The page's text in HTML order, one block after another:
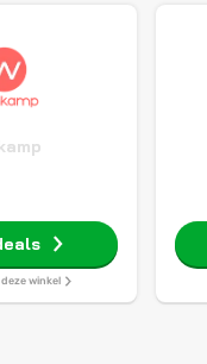
winkel